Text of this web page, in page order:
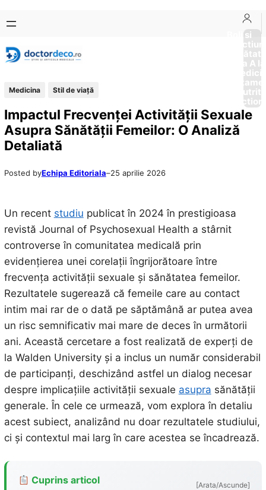
conținut
content
Boli si
Afectiuni
Sănătate
de la A
Medicina Stil de viaţă
Impactul Frecvenței Activității Sexuale
Asupra Sănătății Femeilor: O Analiză
Detaliată
Posted byEchipa Editoriala–25 aprilie 2026
Un recent studiu publicat în 2024 în prestigioasa
revistă Journal of Psychosexual Health a stârnit
controverse în comunitatea medicală prin
evidențierea unei corelații îngrijorătoare între
frecvența activității sexuale și sănătatea femeilor.
Rezultatele sugerează că femeile care au contact
intim mai rar de o dată pe săptămână ar putea avea
un risc semnificativ mai mare de deces în următorii
ani. Această cercetare a fost realizată de experți de
la Walden University și a inclus un număr considerabil
de participanți, deschizând astfel un dialog necesar
despre implicațiile activității sexuale asupra sănătății
generale. În cele ce urmează, vom explora în detaliu
acest subiect, analizând nu doar rezultatele studiului,
ci și contextul mai larg în care acestea se încadrează.
Cuprins articol [Arata/Ascunde]